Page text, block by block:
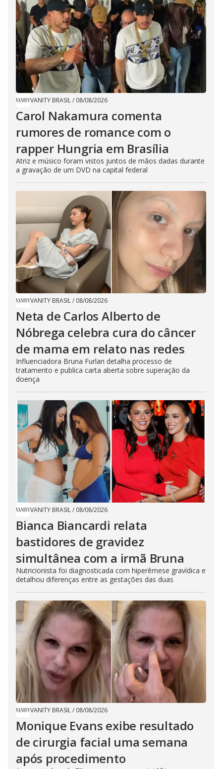
VANITY BRASIL/ 08/08/2026
Carol Nakamura comenta
rumores de romance com o
rapper Hungria em Brasília
Atriz e músico foram vistos juntos de mãos dadas durante
a gravação de um DVD na capital federal
VANITY BRASIL/ 08/08/2026
Neta de Carlos Alberto de
Nóbrega celebra cura do câncer
de mama em relato nas redes
Influenciadora Bruna Furlan detalha processo de
tratamento e publica carta aberta sobre superação da
doença
VANITY BRASIL/ 08/08/2026
Bianca Biancardi relata
bastidores de gravidez
simultânea com a irmã Bruna
Nutricionista foi diagnosticada com hiperêmese gravídica e
detalhou diferenças entre as gestações das duas
VANITY BRASIL/ 08/08/2026
Monique Evans exibe resultado
de cirurgia facial uma semana
após procedimento